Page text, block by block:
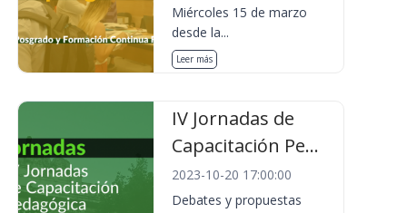
Miércoles 15 de marzo
desde la...
Leer más
IV Jornadas de
Capacitación Pe...
2023-10-20 17:00:00
Debates y propuestas